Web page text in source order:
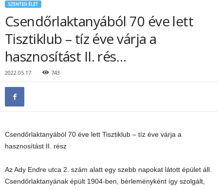
SZENTESI ÉLET
Csendőrlaktanyából 70 éve lett
Tisztiklub – tíz éve várja a
hasznosítást II. rés…
2022.05.17. 743
Csendőrlaktanyából 70 éve lett Tisztiklub – tíz éve várja a
hasznosítást II. rész
Az Ady Endre utca 2. szám alatt egy szebb napokat látott épület áll.
Csendőrlaktanyának épült 1904-ben, bérleményként így szolgált,